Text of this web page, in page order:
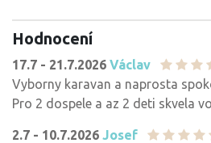
Hodnocení
17.7 - 21.7.2026 Václav
Vyborny karavan a naprosta
Pro 2 dospele a az 2 deti skvela
2.7 - 10.7.2026 Josef